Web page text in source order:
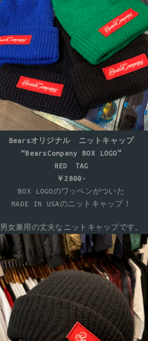
Bearsオリジナル ニットキャップ
“BearsCompany BOX LOGO”
RED TAG
￥2800-
BOX LOGOのワッペンがついた
MADE IN USAのニットキャップ！
男女兼用の丈夫なニットキャップです。